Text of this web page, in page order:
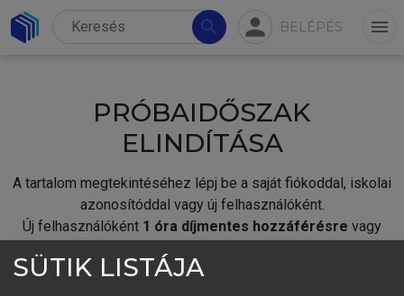
search person BELÉPÉS menu
PRÓBAIDŐSZAK
ELINDÍTÁSA
A tartalom megtekintéséhez lépj be a saját fiókoddal, iskolai
azonosítóddal vagy új felhasználóként.
Új felhasználóként 1 óra díjmentes hozzáférésre vagy
SÜTIK LISTÁJA